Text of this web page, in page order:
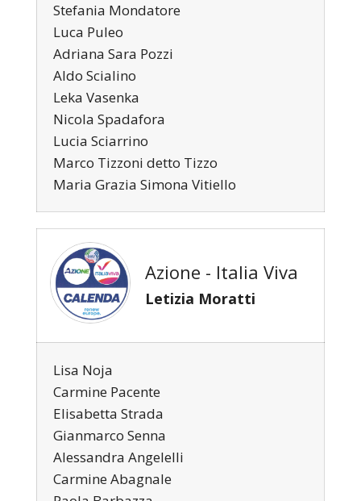
Stefania Mondatore
Luca Puleo
Adriana Sara Pozzi
Aldo Scialino
Leka Vasenka
Nicola Spadafora
Lucia Sciarrino
Marco Tizzoni detto Tizzo
Maria Grazia Simona Vitiello
Azione - Italia Viva
Letizia Moratti
Lisa Noja
Carmine Pacente
Elisabetta Strada
Gianmarco Senna
Alessandra Angelelli
Carmine Abagnale